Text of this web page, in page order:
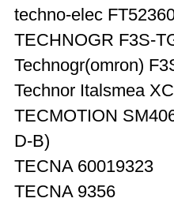
techno-elec
TECHNOGR F3S-
Technogr(omron)
Technor Italsmea
TECMOTION
D-B)
TECNA 60019323
TECNA 9356